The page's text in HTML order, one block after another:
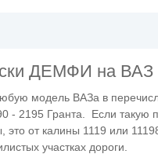
ДЕМФИ на
модель ВАЗа в
2195 Гранта. Если такую
от калины 1119 или
участках дороги.